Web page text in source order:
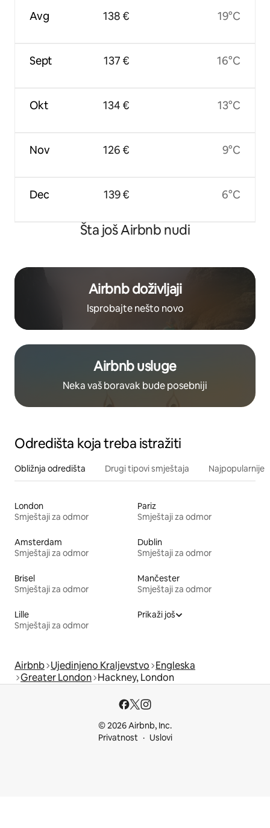
Avg
Sept
Okt
Nov
Dec
138 €
137 €
134 €
126 €
139 €
19°C
16°C
13°C
9°C
6°C
Šta još Airbnb nudi
Airbnb doživljaji
Isprobajte nešto novo
Airbnb usluge
Neka vaš boravak bude posebniji
Odredišta koja treba istražiti
Obližnja odredišta Drugi tipovi smještaja Najpopularnije
London
Smještaji za odmor
Pariz
Smještaji za odmor
Amsterdam
Smještaji za odmor
Dublin
Smještaji za odmor
Brisel
Smještaji za odmor
Mančester
Smještaji za odmor
Lille
Smještaji za odmor
Prikaži još
Airbnb Ujedinjeno Kraljevstvo Engleska
Greater London Hackney, London
© 2026 Airbnb, Inc.
Privatnost
Uslovi